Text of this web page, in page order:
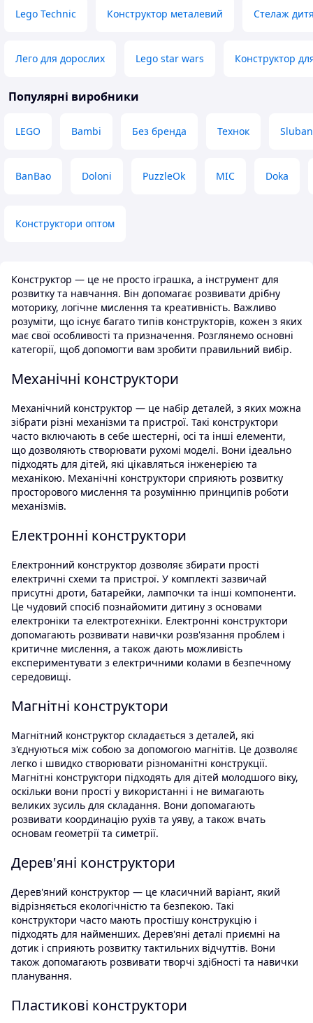
Конструктор — це не просто іграшка, а інструмент для
розвитку та навчання. Він допомагає розвивати дрібну
моторику, логічне мислення та креативність. Важливо
розуміти, що існує багато типів конструкторів, кожен з яких
має свої особливості та призначення. Розглянемо основні
категорії, щоб допомогти вам зробити правильний вибір.
Механічні конструктори
Механічний конструктор — це набір деталей, з яких можна
зібрати різні механізми та пристрої. Такі конструктори
часто включають в себе шестерні, осі та інші елементи,
що дозволяють створювати рухомі моделі. Вони ідеально
підходять для дітей, які цікавляться інженерією та
механікою. Механічні конструктори сприяють розвитку
просторового мислення та розумінню принципів роботи
механізмів.
Електронні конструктори
Електронний конструктор дозволяє збирати прості
електричні схеми та пристрої. У комплекті зазвичай
присутні дроти, батарейки, лампочки та інші компоненти.
Це чудовий спосіб познайомити дитину з основами
електроніки та електротехніки. Електронні конструктори
допомагають розвивати навички розв'язання проблем і
критичне мислення, а також дають можливість
експериментувати з електричними колами в безпечному
середовищі.
Магнітні конструктори
Магнітний конструктор складається з деталей, які
з'єднуються між собою за допомогою магнітів. Це дозволяє
легко і швидко створювати різноманітні конструкції.
Магнітні конструктори підходять для дітей молодшого віку,
оскільки вони прості у використанні і не вимагають
великих зусиль для складання. Вони допомагають
розвивати координацію рухів та уяву, а також вчать
основам геометрії та симетрії.
Дерев'яні конструктори
Дерев'яний конструктор — це класичний варіант, який
відрізняється екологічністю та безпекою. Такі
конструктори часто мають простішу конструкцію і
підходять для найменших. Дерев'яні деталі приємні на
дотик і сприяють розвитку тактильних відчуттів. Вони
також допомагають розвивати творчі здібності та навички
планування.
Пластикові конструктори
оригінал від Lego і цю якісну копію
то визначити який оригінал а який
принт логотипу
Була відсутня на жаль одна деталь і
так плавно з'єднуються як у Lego
и достаточно
если у вас нет
этот румбокс
Недоліки
Lego Technic Конструктор металевий Стелаж
Лего для дорослих Lego star wars Конструктор
Популярні виробники
LEGO Bambi Без бренда Технок Sluban
BanBao Doloni PuzzleOk MIC Doka
Конструктори оптом